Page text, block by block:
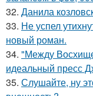
32. Данила
33. Не успел
новый роман.
34. "Между
идеальный пресс
35. Слушайте, ну